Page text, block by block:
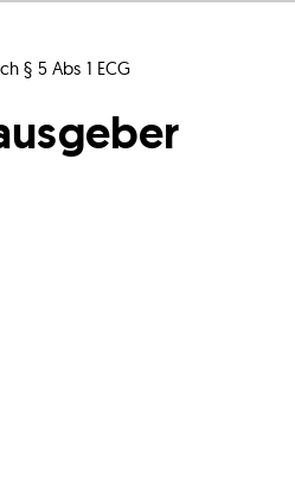
§ 5 Abs 1 ECG